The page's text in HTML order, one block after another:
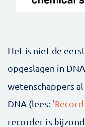
Het is niet de
opgeslagen in
wetenschappers
DNA (lees: '
recorder is